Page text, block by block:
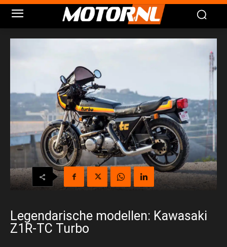
Legendarische modellen: Kawasaki
Z1R-TC Turbo